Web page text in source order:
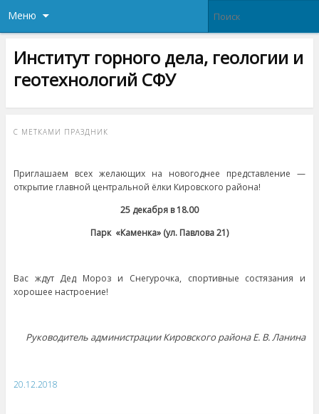
Меню
Институт горного дела, геологии и
геотехнологий СФУ
С МЕТКАМИ ПРАЗДНИК
Приглашаем всех желающих на новогоднее представление —
открытие главной центральной ёлки Кировского района!
25 декабря в 18.00
Парк «Каменка» (ул. Павлова 21)
Вас ждут Дед Мороз и Снегурочка, спортивные состязания и
хорошее настроение!
Руководитель администрации Кировского районаЕ. В. Ланина
20.12.2018